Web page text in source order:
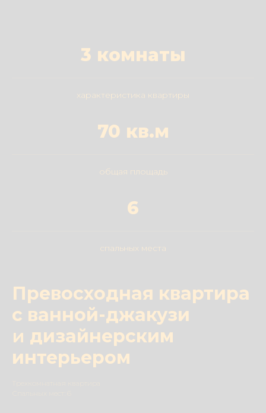
3 комнаты
характеристика квартиры
70 кв.м
общая площадь
6
спальных места
Превосходная квартира
с ванной-джакузи
и дизайнерским
интерьером